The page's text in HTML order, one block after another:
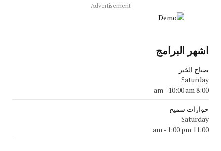
Advertisement
اشهر البرامج
صباح الخير
Saturday
8:00 am
- 10:00 am
حوارات سميح
Saturday
11:00 am
- 1:00 pm